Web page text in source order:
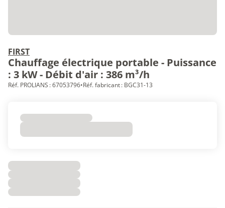
FIRST
Chauffage électrique portable - Puissance
: 3 kW - Débit d'air : 386 m³/h
Réf. PROLIANS : 67053796•Réf. fabricant : BGC31-13